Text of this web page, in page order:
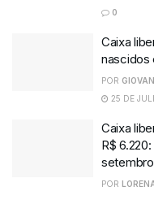
0
Caixa
nascidos
POR
25 DE
Caixa
R$
POR